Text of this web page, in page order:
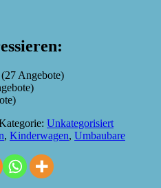
(27 Angebote)
Unkategorisiert
, Kinderwagen, Umbaubare